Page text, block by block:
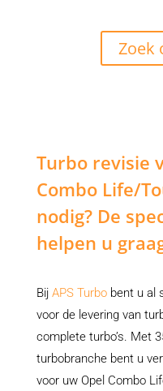
Zoek
Turbo revisie
Combo Life/
nodig? De
helpen u
Bij APS Turbobent u al
voor de levering van
complete turbo’s. Met
turbobranche bent u
voor uw Opel Combo